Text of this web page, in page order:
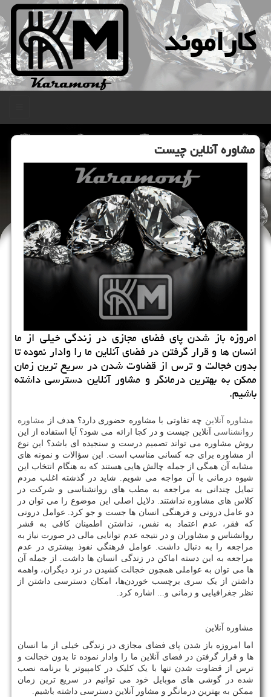
كاراموند
مشاوره آنلاین چیست
امروزه باز شدن پای فضای مجازی در زندگی خیلی از ما
انسان ها و قرار گرفتن در فضای آنلاین ما را وادار نموده تا
بدون خجالت و ترس از قضاوت شدن در سریع ترین زمان
ممكن به بهترین درمانگر و مشاور آنلاین دسترسی داشته
باشیم.
مشاوره آنلاین چه تفاوتی با مشاوره حضوری دارد؟ هدف از مشاوره
روانشناسی آنلاین چیست و در کجا ارائه می شود؟ آیا استفاده از این
روش مشاوره می تواند تصمیم درست و سنجیده ای باشد؟ این نوع
از مشاوره برای چه کسانی مناسب است. این سؤالات و نمونه های
مشابه آن همگی از جمله چالش هایی هستند که به هنگام انتخاب این
شیوه درمانی با آن مواجه می شویم. شاید در گذشته اغلب مردم
تمایل چندانی به مراجعه به مطب های روانشناسی و شرکت در
کلاس های مشاوره نداشتند. دلایل اصلی این موضوع را می توان در
دو عامل درونی و فرهنگی انسان ها جست و جو کرد. عوامل درونی
که فقر، عدم اعتماد به نفس، نداشتن اطمینان کافی به قشر
روانشناس و مشاوران و در نتیجه عدم توانایی مالی در صورت نیاز به
مراجعه را به دنبال داشت. عوامل فرهنگی نفوذ بیشتری در عدم
مراجعه به این دسته اماکن در زندگی انسان ها داشت. از جمله آن
ها می توان به عواملی همچون خجالت کشیدن در نزد دیگران، واهمه
داشتن از یک سری برچسب خوردن‌ها، امکان دسترسی داشتن از
نظر جغرافیایی و زمانی و... اشاره کرد.
مشاوره آنلاین
اما امروزه باز شدن پای فضای مجازی در زندگی خیلی از ما انسان
ها و قرار گرفتن در فضای آنلاین ما را وادار نموده تا بدون خجالت و
ترس از قضاوت شدن تنها با یک کلیک در کامپیوتر یا برنامه نصب
شده در گوشی های موبایل خود می توانیم در سریع ترین زمان
ممکن به بهترین درمانگر و مشاور آنلاین دسترسی داشته باشیم.